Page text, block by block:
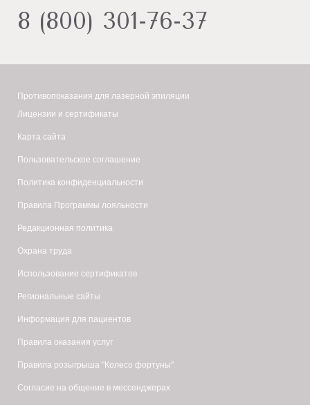
8 (800) 301-76-37
Противопоказания для лазерной эпиляции
Лицензии и сертификаты
Карта сайта
Пользовательское соглашение
Политика конфиденциальности
Правила Программы лояльности
Редакционная политика
Охрана труда
Использование сертификатов
Региональные сайты
Информация для пациентов
Правила оказания услуг
Правила розыгрыша "Колесо фортуны"
Согласие на общение в мессенджерах